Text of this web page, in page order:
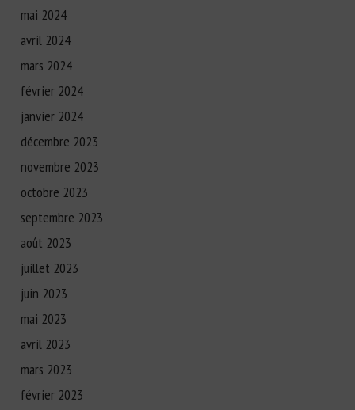
mai 2024
avril 2024
mars 2024
février 2024
janvier 2024
décembre 2023
novembre 2023
octobre 2023
septembre 2023
août 2023
juillet 2023
juin 2023
mai 2023
avril 2023
mars 2023
février 2023